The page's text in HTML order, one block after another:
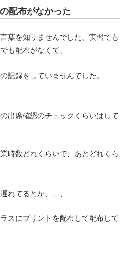
配布がなかった
葉を知りませんでした。実習でも
も配布がなくて、
記録をしていませんでした。
出席確認のチェックくらいはして
時数どれくらいで、あとどれくら
れてるとか、、、
スにプリントを配布して配布して